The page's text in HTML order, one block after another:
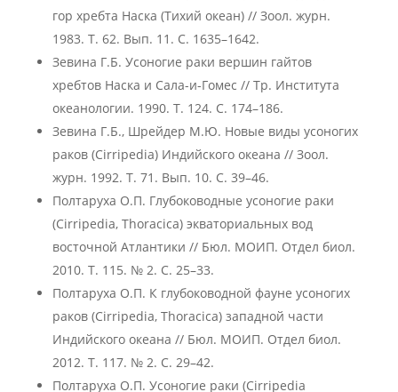
гор хребта Наска (Тихий океан) // Зоол. журн.
1983. Т. 62. Вып. 11. С. 1635–1642.
Зевина Г.Б. Усоногие раки вершин гайтов
хребтов Наска и Сала-и-Гомес // Тр. Института
океанологии. 1990. Т. 124. С. 174–186.
Зевина Г.Б., Шрейдер М.Ю. Новые виды усоногих
раков (Cirripedia) Индийского океана // Зоол.
журн. 1992. Т. 71. Вып. 10. С. 39–46.
Полтаруха О.П. Глубоководные усоногие раки
(Cirripedia, Thoracica) экваториальных вод
восточной Атлантики // Бюл. МОИП. Отдел биол.
2010. Т. 115. № 2. С. 25–33.
Полтаруха О.П. К глубоководной фауне усоногих
раков (Cirripedia, Thoracica) западной части
Индийского океана // Бюл. МОИП. Отдел биол.
2012. Т. 117. № 2. С. 29–42.
Полтаруха О.П. Усоногие раки (Cirripedia